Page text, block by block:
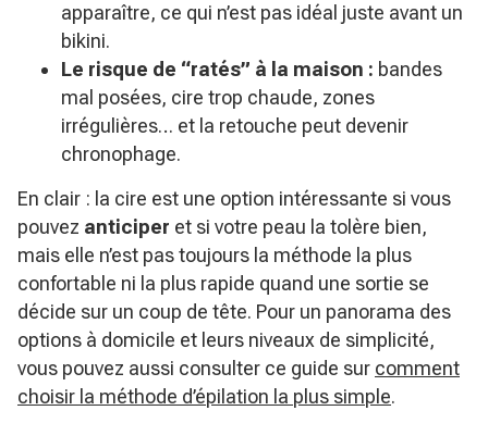
apparaître, ce qui n’est pas idéal juste avant un
bikini.
Le risque de “ratés” à la maison : bandes
mal posées, cire trop chaude, zones
irrégulières… et la retouche peut devenir
chronophage.
En clair : la cire est une option intéressante si vous
pouvez anticiper et si votre peau la tolère bien,
mais elle n’est pas toujours la méthode la plus
confortable ni la plus rapide quand une sortie se
décide sur un coup de tête. Pour un panorama des
options à domicile et leurs niveaux de simplicité,
vous pouvez aussi consulter ce guide sur comment
choisir la méthode d’épilation la plus simple.